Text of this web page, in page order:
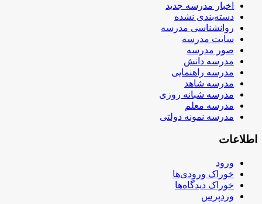
اخبار مدرسه جدید
دسته‌بندی نشده
روانشناسی مدرسه
سایت مدرسه
صور مدرسه
مدرسه دانش
مدرسه راهنمایی
مدرسه شاهد
مدرسه شبانه روزی
مدرسه معلم
مدرسه نمونه دولتی
اطلاعات
ورود
خوراک ورودی‌ها
خوراک دیدگاه‌ها
وردپرس